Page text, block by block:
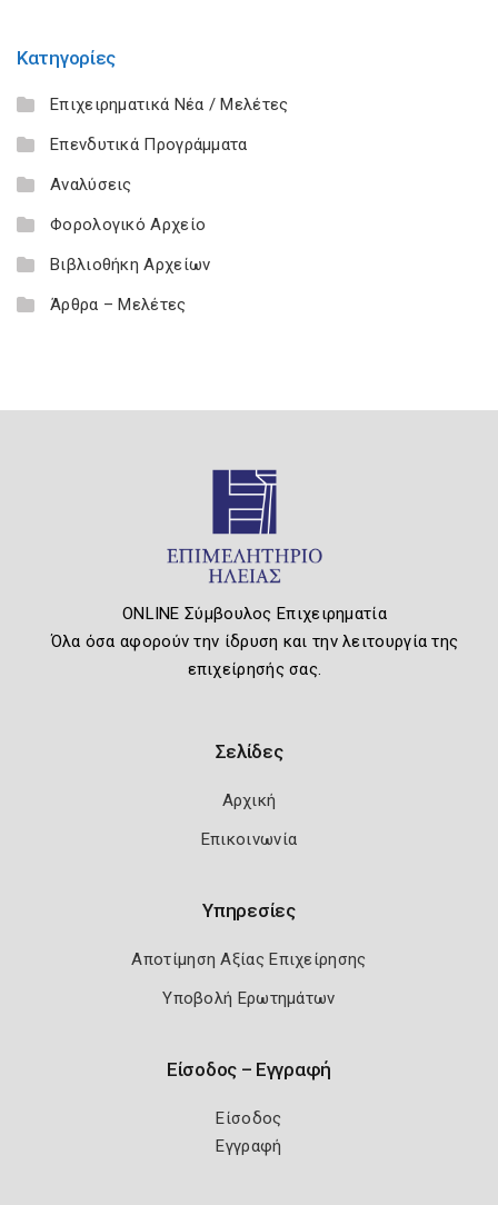
Κατηγορίες
Επιχειρηματικά Νέα / Μελέτες
Επενδυτικά Προγράμματα
Αναλύσεις
Φορολογικό Αρχείο
Βιβλιοθήκη Αρχείων
Άρθρα – Μελέτες
ONLINE Σύμβουλος Επιχειρηματία
Όλα όσα αφορούν την ίδρυση και την λειτουργία της
επιχείρησής σας.
Σελίδες
Αρχική
Επικοινωνία
Υπηρεσίες
Αποτίμηση Αξίας Επιχείρησης
Υποβολή Ερωτημάτων
Είσοδος – Εγγραφή
Είσοδος
Εγγραφή